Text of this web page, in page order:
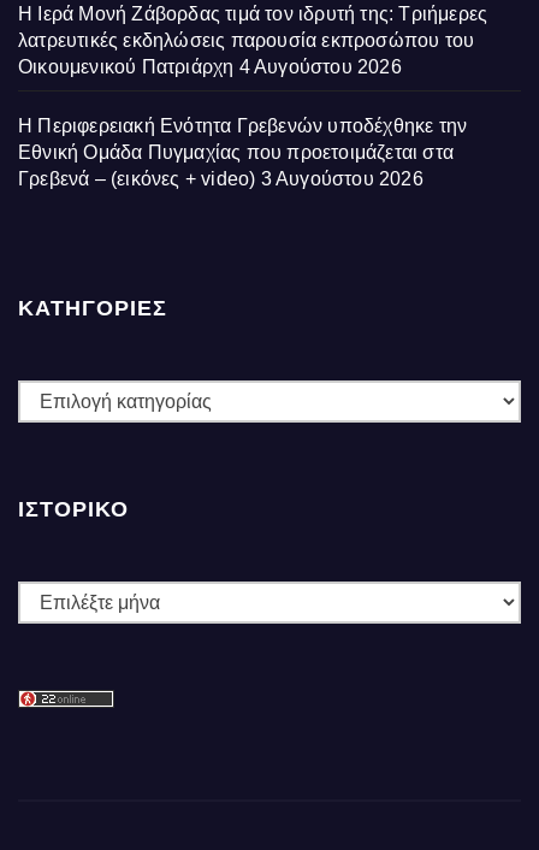
Η Ιερά Μονή Ζάβορδας τιμά τον ιδρυτή της: Τριήμερες
λατρευτικές εκδηλώσεις παρουσία εκπροσώπου του
Οικουμενικού Πατριάρχη 4 Αυγούστου 2026
Η Περιφερειακή Ενότητα Γρεβενών υποδέχθηκε την
Εθνική Ομάδα Πυγμαχίας που προετοιμάζεται στα
Γρεβενά – (εικόνες + video) 3 Αυγούστου 2026
ΚΑΤΗΓΟΡΙΕΣ
ΚΑΤΗΓΟΡΙΕΣ
ΙΣΤΟΡΙΚΌ
Ιστορικό